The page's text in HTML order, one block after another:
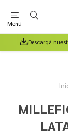
Menú
Descargá